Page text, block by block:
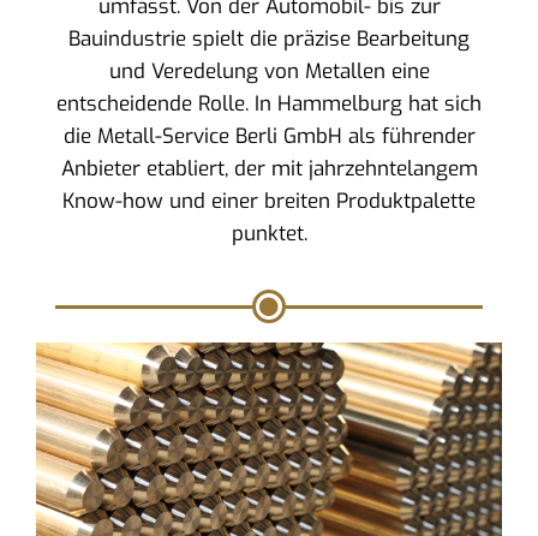
umfasst. Von der Automobil- bis zur
Bauindustrie spielt die präzise Bearbeitung
und Veredelung von Metallen eine
entscheidende Rolle. In Hammelburg hat sich
die Metall-Service Berli GmbH als führender
Anbieter etabliert, der mit jahrzehntelangem
Know-how und einer breiten Produktpalette
punktet.